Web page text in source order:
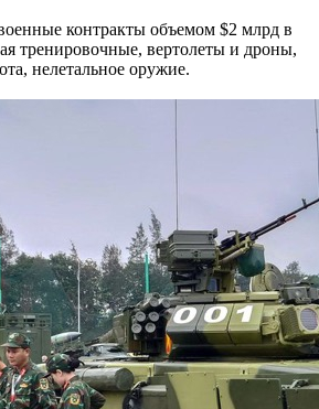
контракты объемом $2 млрд в
тренировочные, вертолеты и дроны,
нелетальное оружие.